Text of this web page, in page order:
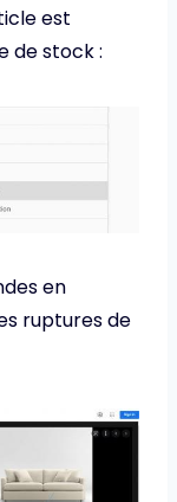
est
de stock :
en
ruptures de